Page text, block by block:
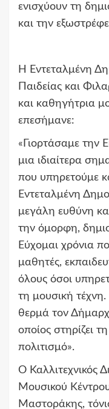
ενισχύουν τη
και την
Η Εντεταλμένη
Παιδείας και
και καθηγήτρια
επεσήμανε:
«Γιορτάσαμε την
μια ιδιαίτερα
που υπηρετούμε
Εντεταλμένη
μεγάλη ευθύνη
την όμορφη,
Εύχομαι χρόνια
μαθητές,
όλους όσοι
τη μουσική
θερμά τον
οποίος στηρίζει
πολιτισμό».
Ο Καλλιτεχνικός
Μουσικού
Μαστοράκης,